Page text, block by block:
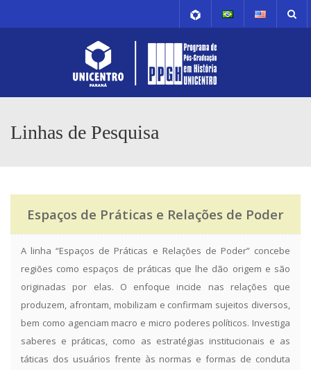
Linhas de Pesquisa
Espaços de Práticas e Relações de Poder
A linha “Espaços de Práticas e Relações de Poder” concebe
regiões como espaços de práticas que lhe dão origem e são
originadas por elas. O enfoque incide nas relações que
produzem, afrontam, mobilizam e confirmam sujeitos diversos,
bem como agenciam macro e micro poderes políticos. Investiga
saberes e práticas, como as estratégias institucionais e as
táticas dos usuários frente às normas e formas de conduta